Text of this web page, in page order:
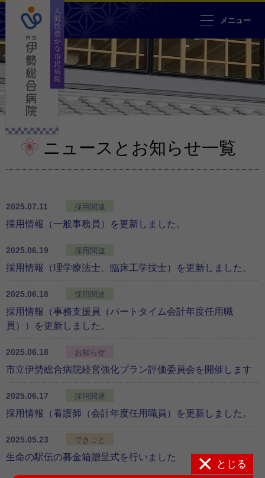
とじる
人間性豊かな市民病院 市立伊勢
メニュー
ニュースとお知らせ一覧
2025.07.11 採用関連
採用情報（一般事務員）を更新しました。
2025.06.19 採用関連
採用情報（理学療法士、臨床工学技士）を更新しました。
2025.06.18 採用関連
採用情報（事務支援員（パートタイム会計年度任用職
員））を更新しました。
2025.06.18 お知らせ
市立伊勢総合病院経営強化プラン評価委員会を開催します
2025.06.17 採用関連
採用情報（看護師（会計年度任用職員）を更新しました。
2025.05.23 できごと
生命の駅伝の募金箱贈呈式を行いました